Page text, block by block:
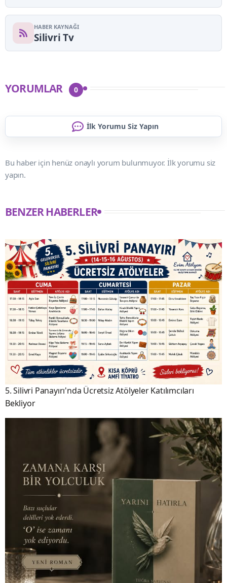
HABER KAYNAĞI
Silivri Tv
YORUMLAR 0
İlk Yorumu Siz Yapın
Bu haber için henüz onaylı yorum bulunmuyor. İlk yorumu siz
yapın.
BENZER HABERLER
5. Silivri Panayırı'nda Ücretsiz Atölyeler Katılımcıları
Bekliyor